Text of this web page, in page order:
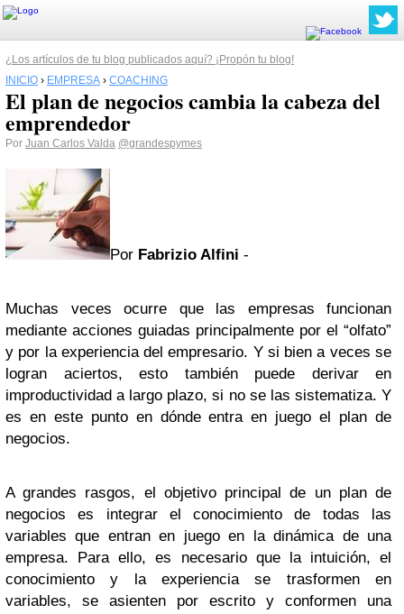
¿Los artículos de tu blog publicados aquí? ¡Propón tu blog!
INICIO › EMPRESA › COACHING
El plan de negocios cambia la cabeza del
emprendedor
Por Juan Carlos Valda @grandespymes
Por Fabrizio Alfini -
Muchas veces ocurre que las empresas funcionan
mediante acciones guiadas principalmente por el “olfato”
y por la experiencia del empresario. Y si bien a veces se
logran aciertos, esto también puede derivar en
improductividad a largo plazo, si no se las sistematiza. Y
es en este punto en dónde entra en juego el plan de
negocios.
A grandes rasgos, el objetivo principal de un plan de
negocios es integrar el conocimiento de todas las
variables que entran en juego en la dinámica de una
empresa. Para ello, es necesario que la intuición, el
conocimiento y la experiencia se trasformen en
variables, se asienten por escrito y conformen una